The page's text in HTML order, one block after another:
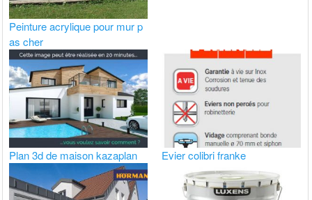
Peinture acrylique pour mur p
as cher
Plan 3d de maison kazaplan Evier colibri franke